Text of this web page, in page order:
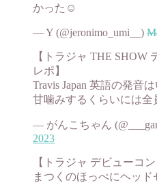
かった☺️
— Y (@jeronimo_umi__)
【トラジャ THE SHOW
レポ】
Travis Japan 英語の発音
甘噛みするくらいには全
— がんこちゃん
2023
【トラジャ デビューコ
まつくのほっぺにヘッ